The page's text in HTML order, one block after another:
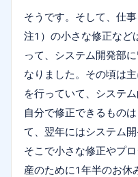
そうです。そして、仕
注1）の小さな修正など
って、システム開発部
なりました。その頃は
を行っていて、システ
自分で修正できるもの
て、翌年にはシステム
そこで小さな修正やプ
産のために1年半のお休